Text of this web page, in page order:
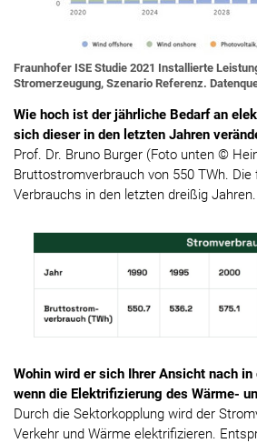
Fraunhofer ISE Studie 2021 Installierte
Stromerzeugung, Szenario Referenz.
Wie hoch ist der jährliche Bedarf an
sich dieser in den letzten Jahren
Prof. Dr. Bruno Burger (Foto unten ©
Bruttostromverbrauch von 550 TWh.
Verbrauchs in den letzten dreißig Jahren.
Wohin wird er sich Ihrer Ansicht nach
wenn die Elektrifizierung des Wärme-
Durch die Sektorkopplung wird der
Verkehr und Wärme elektrifizieren.